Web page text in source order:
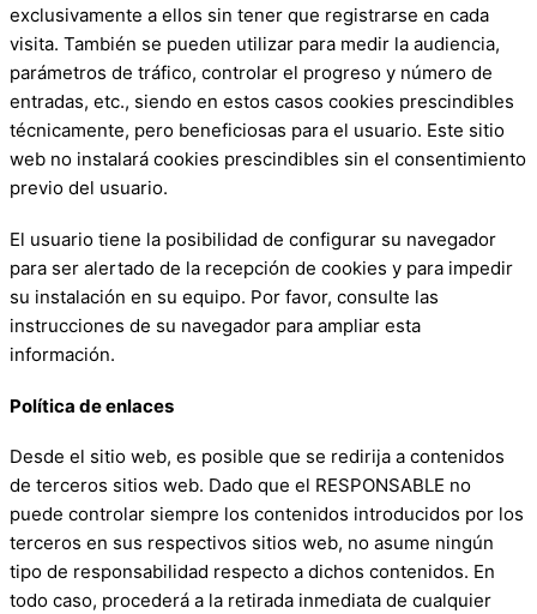
exclusivamente a ellos sin tener que registrarse en cada
visita. También se pueden utilizar para medir la audiencia,
parámetros de tráfico, controlar el progreso y número de
entradas, etc., siendo en estos casos cookies prescindibles
técnicamente, pero beneficiosas para el usuario. Este sitio
web no instalará cookies prescindibles sin el consentimiento
previo del usuario.
El usuario tiene la posibilidad de configurar su navegador
para ser alertado de la recepción de cookies y para impedir
su instalación en su equipo. Por favor, consulte las
instrucciones de su navegador para ampliar esta
información.
Política de enlaces
Desde el sitio web, es posible que se redirija a contenidos
de terceros sitios web. Dado que el RESPONSABLE no
puede controlar siempre los contenidos introducidos por los
terceros en sus respectivos sitios web, no asume ningún
tipo de responsabilidad respecto a dichos contenidos. En
todo caso, procederá a la retirada inmediata de cualquier